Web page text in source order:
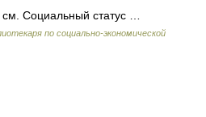
Социальный статус …
по социально-экономической